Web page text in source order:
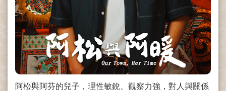
阿松與阿芬的兒子，理性敏銳、觀察力強，對人與關係